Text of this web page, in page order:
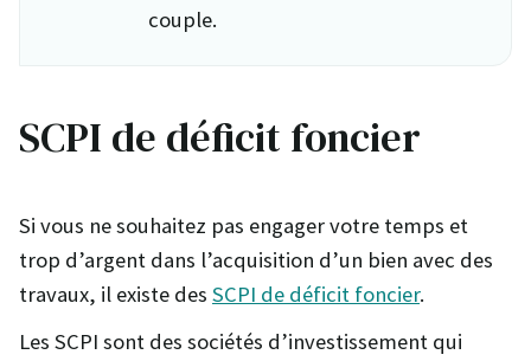
couple.
SCPI de déficit foncier
Si vous ne souhaitez pas engager votre temps et
trop d’argent dans l’acquisition d’un bien avec des
travaux, il existe des SCPI de déficit foncier.
Les SCPI sont des sociétés d’investissement qui